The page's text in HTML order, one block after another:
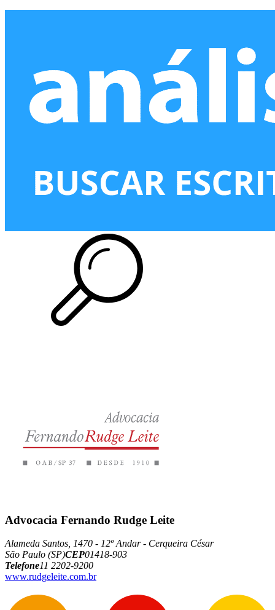
Advocacia Fernando Rudge Leite
Alameda Santos, 1470 - 12º Andar - Cerqueira César
São Paulo (SP)CEP01418-903
Telefone11 2202-9200
www.rudgeleite.com.br